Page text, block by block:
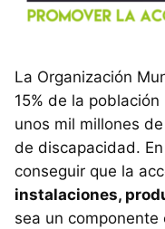
La Organización
15% de la
unos mil millones
de discapacidad.
conseguir que la
instalaciones,
sea un